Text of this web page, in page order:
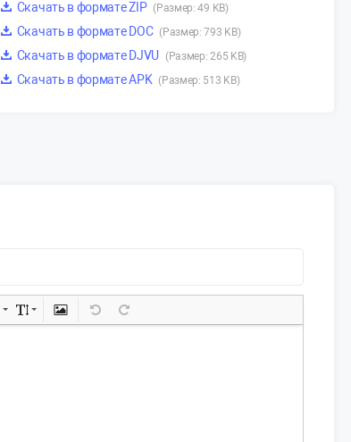
Скачать в формате ZIP (Размер: 49 KB)
Скачать в формате DOC (Размер: 793 KB)
Скачать в формате DJVU (Размер: 265 KB)
Скачать в формате APK (Размер: 513 KB)